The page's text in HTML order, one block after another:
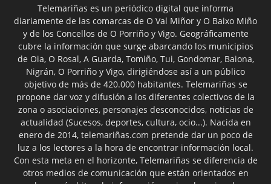
Telemariñas es un periódico digital que informa
diariamente de las comarcas de O Val Miñor y O Baixo Miño
y de los Concellos de O Porriño y Vigo. Geográficamente
cubre la información que surge abarcando los municipios
de Oia, O Rosal, A Guarda, Tomiño, Tui, Gondomar, Baiona,
Nigrán, O Porriño y Vigo, dirigiéndose así a un público
objetivo de más de 420.000 habitantes. Telemariñas se
propone dar voz y difusión a los diferentes colectivos de la
zona o asociaciones, personajes desconocidos, noticias de
actualidad (Sucesos, deportes, cultura, ocio...). Nacida en
enero de 2014, telemariñas.com pretende dar un poco de
luz a los lectores a la hora de encontrar información local.
Con esta meta en el horizonte, Telemariñas se diferencia de
otros medios de comunicación que están orientados en